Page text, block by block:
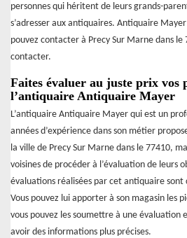
personnes qui héritent de leurs grands-
s’adresser aux antiquaires. Antiquaire
pouvez contacter à Precy Sur Marne dans le
contacter.
Faites évaluer au juste prix vos
l’antiquaire Antiquaire Mayer
L’antiquaire Antiquaire Mayer qui est un
années d’expérience dans son métier
la ville de Precy Sur Marne dans le 77410,
voisines de procéder à l’évaluation de leurs
évaluations réalisées par cet antiquaire sont
Vous pouvez lui apporter à son magasin les
vous pouvez les soumettre à une évaluation
avoir des informations plus précises.